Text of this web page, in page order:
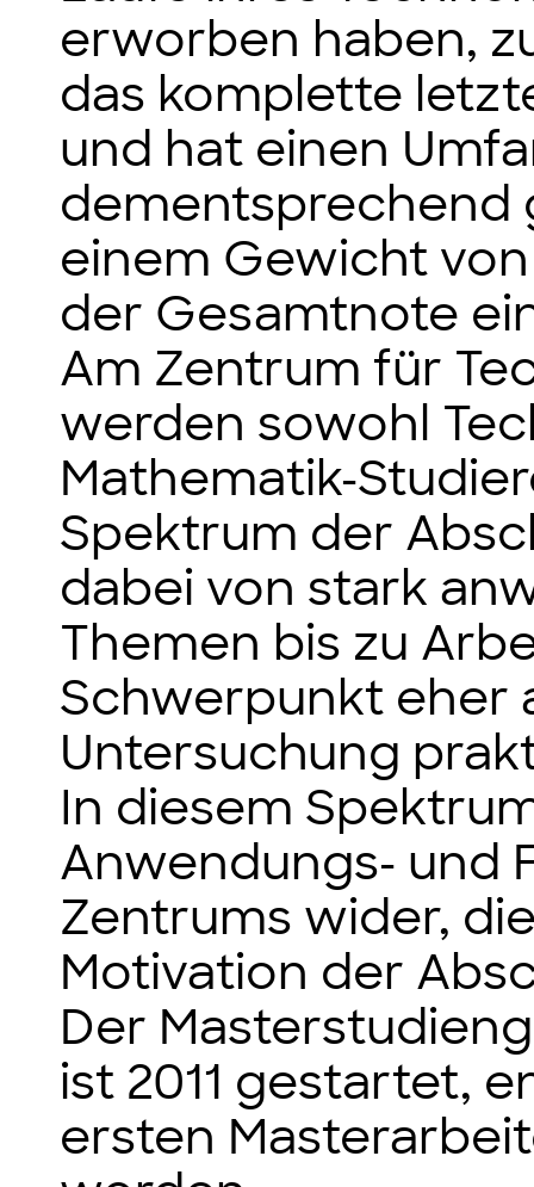
erworben haben,
das komplette
und hat einen
dementsprechend
einem Gewicht
der Gesamtnote
Am Zentrum für
werden sowohl
Mathematik-
Spektrum der
dabei von stark
Themen bis zu
Schwerpunkt eher
Untersuchung
In diesem
Anwendungs- und
Zentrums wider,
Motivation der
Der
ist 2011 gestartet,
ersten